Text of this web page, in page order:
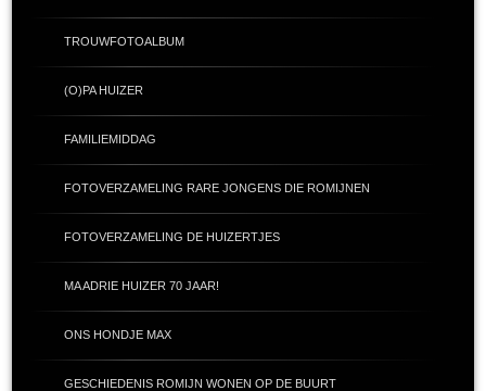
TROUWFOTOALBUM
(O)PA HUIZER
FAMILIEMIDDAG
FOTOVERZAMELING RARE JONGENS DIE ROMIJNEN
FOTOVERZAMELING DE HUIZERTJES
MA ADRIE HUIZER 70 JAAR!
ONS HONDJE MAX
GESCHIEDENIS ROMIJN WONEN OP DE BUURT